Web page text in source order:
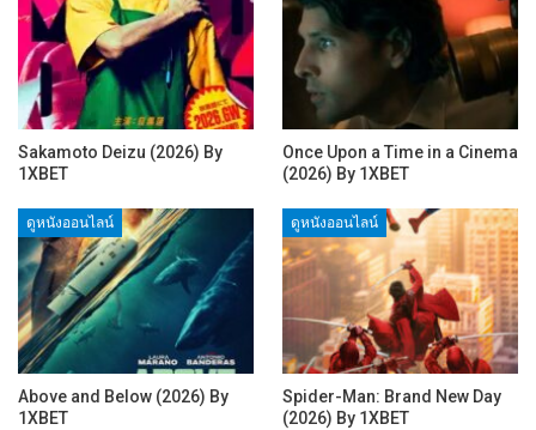
Sakamoto Deizu (2026) By
1XBET
Once Upon a Time in a Cinema
(2026) By 1XBET
ดูหนังออนไลน์
Above and Below (2026) By
1XBET
ดูหนังออนไลน์
Spider-Man: Brand New Day
(2026) By 1XBET